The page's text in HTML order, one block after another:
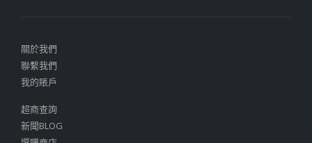
關於我們
聯繫我們
我的賬戶
超商查詢
新聞BLOG